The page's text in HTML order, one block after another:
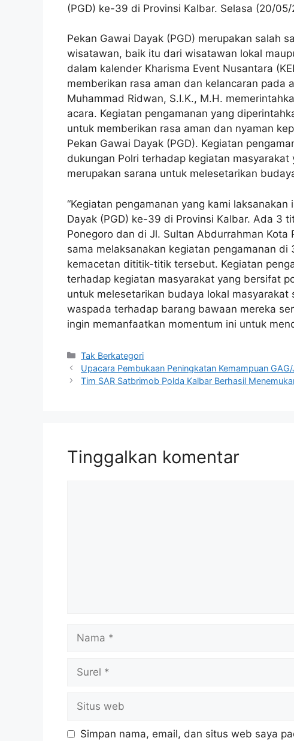
(PGD) ke-39 di Provinsi Kalbar. Selasa (20/05/
Pekan Gawai Dayak (PGD) merupakan salah
wisatawan, baik itu dari wisatawan lokal
dalam kalender Kharisma Event Nusantara
memberikan rasa aman dan kelancaran pada
Muhammad Ridwan, S.I.K., M.H.
acara. Kegiatan pengamanan yang
untuk memberikan rasa aman dan nyaman
Pekan Gawai Dayak (PGD). Kegiatan
dukungan Polri terhadap kegiatan
merupakan sarana untuk melesetarikan
“Kegiatan pengamanan yang kami
Dayak (PGD) ke-39 di Provinsi Kalbar. Ada 3
Ponegoro dan di Jl. Sultan Abdurrahman
sama melaksanakan kegiatan pengamanan
kemacetan dititik-titik tersebut. Kegiatan
terhadap kegiatan masyarakat yang bersifat
untuk melesetarikan budaya lokal
waspada terhadap barang bawaan mereka
ingin memanfaatkan momentum ini untuk
Kategori
Tak Berkategori
Upacara Pembukaan Peningkatan Kemampuan
Tim SAR Satbrimob Polda Kalbar Berhasil
Tinggalkan komentar
web
Simpan nama, email, dan situs web saya